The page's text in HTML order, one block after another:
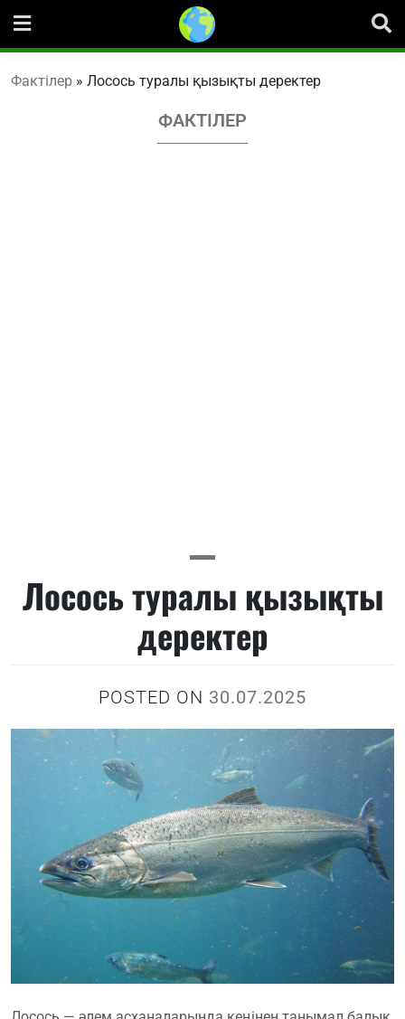
content
Фактілер » Лосось туралы қызықты деректер
ФАКТІЛЕР
Лосось туралы қызықты
деректер
POSTED ON 30.07.2025